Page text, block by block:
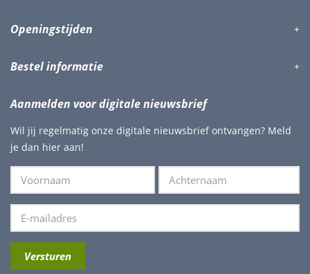
Openingstijden
Bestel informatie
Aanmelden voor digitale nieuwsbrief
Wil jij regelmatig onze digitale nieuwsbrief ontvangen? Meld
je dan hier aan!